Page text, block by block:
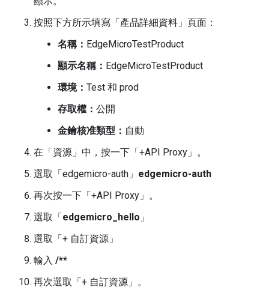
按照下方所示填寫「產品詳細資料」頁面：
名稱： EdgeMicroTestProduct
顯示名稱： EdgeMicroTestProduct
環境： Test 和 prod
存取權： 公開
金鑰核准類型： 自動
在「資源」中，按一下「+API Proxy」 。
選取「edgemicro-auth」 edgemicro-auth
再次按一下「+API Proxy」 。
選取「edgemicro_hello 」
選取「+ 自訂資源」
輸入 /**
再次選取「+ 自訂資源」 。